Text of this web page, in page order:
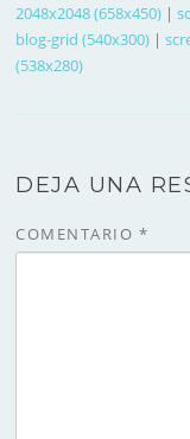
2048x2048 (658x450) |
blog-grid (540x300) |
(538x280)
DEJA UNA
COMENTARIO *